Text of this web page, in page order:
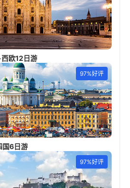
欧12日游
97%好评
国6日游
97%好评